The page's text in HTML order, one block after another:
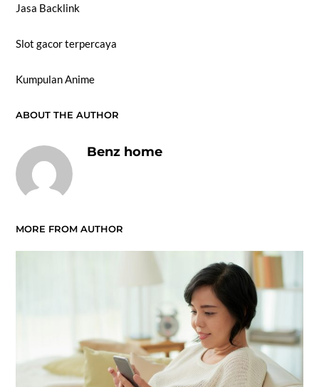
Jasa Backlink
Slot gacor terpercaya
Kumpulan Anime
ABOUT THE AUTHOR
Benz home
MORE FROM AUTHOR